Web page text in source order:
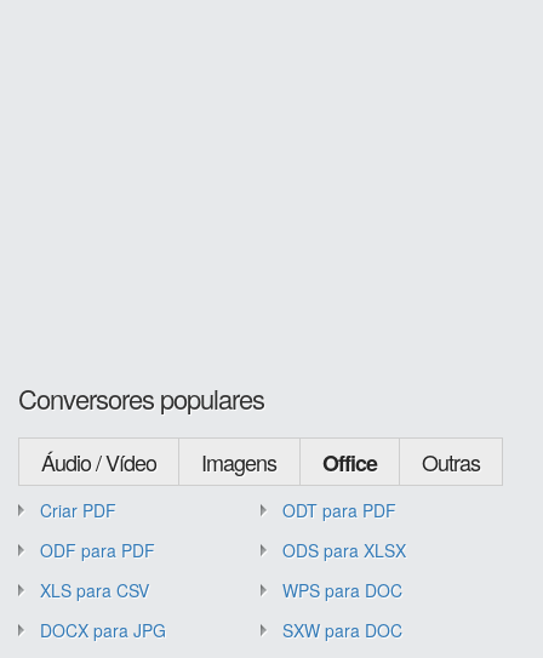
Conversores populares
Áudio / Vídeo Imagens Office Outras
Criar PDF
ODT para PDF
ODF para PDF
ODS para XLSX
XLS para CSV
WPS para DOC
DOCX para JPG
SXW para DOC